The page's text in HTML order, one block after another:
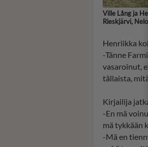
Ville Lång ja
Rieskjärvi,
Henriikka
-Tänne
vasaroinut,
tällaista,
Kirjailija
-En mä
mä tykkään
-Mä en